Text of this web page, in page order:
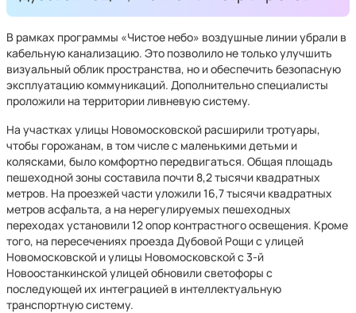
В рамках программы «Чистое небо» воздушные линии убрали в
кабельную канализацию. Это позволило не только улучшить
визуальный облик пространства, но и обеспечить безопасную
эксплуатацию коммуникаций. Дополнительно специалисты
проложили на территории ливневую систему.
На участках улицы Новомосковской расширили тротуары,
чтобы горожанам, в том числе с маленькими детьми и
колясками, было комфортно передвигаться. Общая площадь
пешеходной зоны составила почти 8,2 тысячи квадратных
метров. На проезжей части уложили 16,7 тысячи квадратных
метров асфальта, а на нерегулируемых пешеходных
переходах установили 12 опор контрастного освещения. Кроме
того, на пересечениях проезда Дубовой Рощи с улицей
Новомосковской и улицы Новомосковской с 3-й
Новоостанкинской улицей обновили светофоры с
последующей их интеграцией в интеллектуальную
транспортную систему.